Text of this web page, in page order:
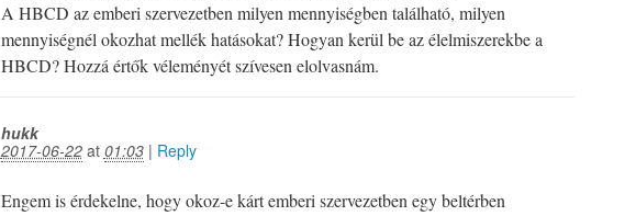
A HBCD az emberi szervezetben milyen mennyiségben található, milyen
mennyiségnél okozhat mellék hatásokat? Hogyan kerül be az élelmiszerekbe a
HBCD? Hozzá értők véleményét szívesen elolvasnám.
hukk
2017-06-22at 01:03| Reply
Engem is érdekelne, hogy okoz-e kárt emberi szervezetben egy beltérben